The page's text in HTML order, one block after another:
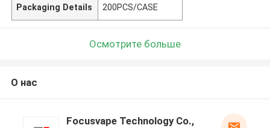
Packaging Details 200PCS/CASE
Осмотрите больше
О нас
Focusvape Technology Co.,